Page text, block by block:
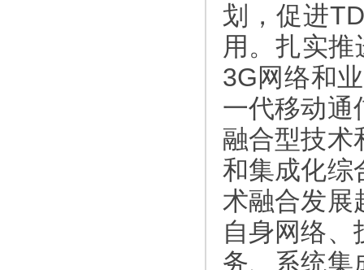
划，促进
用。扎实推
3G网络和
一代移动通
融合型技术
和集成化综
术融合发展
自身网络
务、系统集